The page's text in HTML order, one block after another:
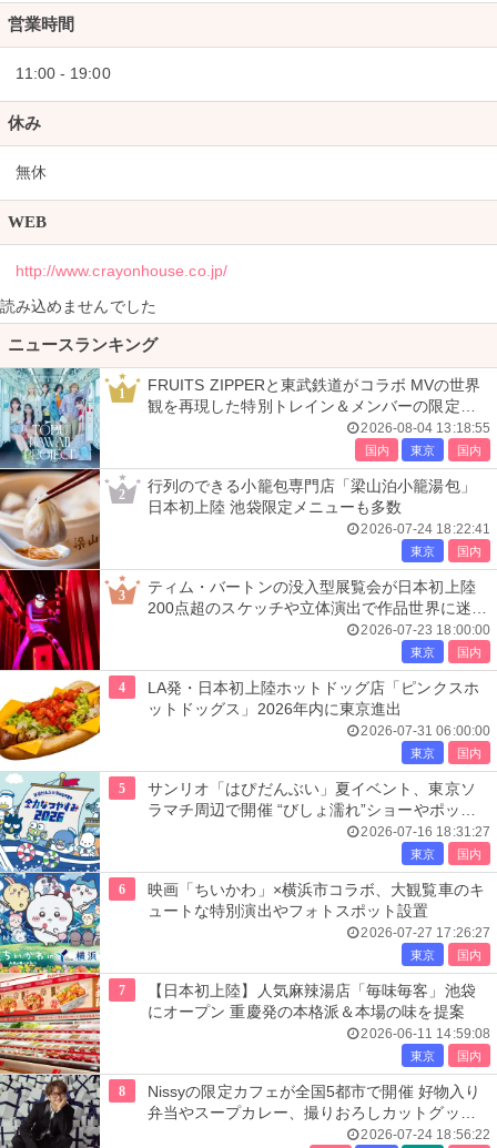
営業時間
11:00 - 19:00
休み
無休
WEB
http://www.crayonhouse.co.jp/
読み込めませんでした
ニュースランキング
1
FRUITS ZIPPERと東武鉄道がコラボ MVの世界
観を再現した特別トレイン＆メンバーの限定ア
2026-08-04 13:18:55
国内 東京 国内
2
行列のできる小籠包専門店「梁山泊小籠湯包」
日本初上陸 池袋限定メニューも多数
2026-07-24 18:22:41
東京 国内
3
ティム・バートンの没入型展覧会が日本初上陸
200点超のスケッチや立体演出で作品世界に迷い
2026-07-23 18:00:00
東京 国内
4
LA発・日本初上陸ホットドッグ店「ピンクスホ
ットドッグス」2026年内に東京進出
2026-07-31 06:00:00
東京 国内
5
サンリオ「はぴだんぶい」夏イベント、東京ソ
ラマチ周辺で開催 “びしょ濡れ”ショーやポップ
2026-07-16 18:31:27
東京 国内
6
映画「ちいかわ」×横浜市コラボ、大観覧車のキ
ュートな特別演出やフォトスポット設置
2026-07-27 17:26:27
東京 国内
7
【日本初上陸】人気麻辣湯店「毎味毎客」池袋
にオープン 重慶発の本格派＆本場の味を提案
2026-06-11 14:59:08
東京 国内
8
Nissyの限定カフェが全国5都市で開催 好物入り
弁当やスープカレー、撮りおろしカットグッズ
2026-07-24 18:56:22